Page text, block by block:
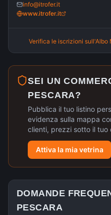
info@itrofer.it
www.itrofer.it
Verifica le iscrizioni sull'Albo
SEI UN
PESCARA?
Pubblica il tuo listino
evidenza sulla mappa
clienti, prezzi sotto il tuo
Attiva la mia vetrina
DOMANDE
PESCARA